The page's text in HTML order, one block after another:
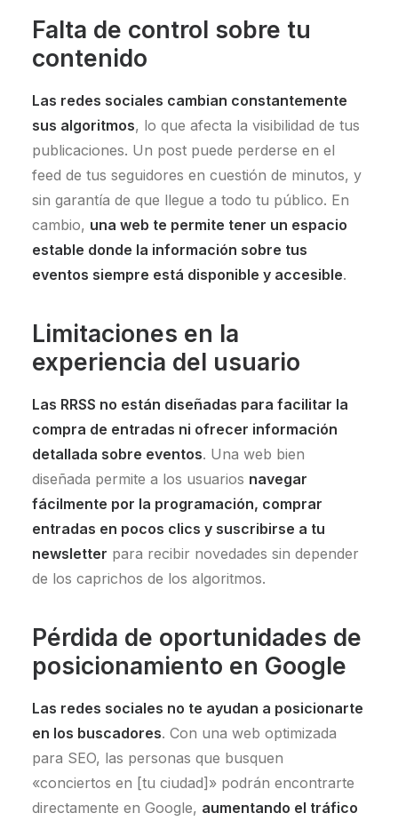
Falta de control sobre tu
contenido
Las redes sociales cambian constantemente
sus algoritmos, lo que afecta la visibilidad de tus
publicaciones. Un post puede perderse en el
feed de tus seguidores en cuestión de minutos, y
sin garantía de que llegue a todo tu público. En
cambio, una web te permite tener un espacio
estable donde la información sobre tus
eventos siempre está disponible y accesible.
Limitaciones en la
experiencia del usuario
Las RRSS no están diseñadas para facilitar la
compra de entradas ni ofrecer información
detallada sobre eventos. Una web bien
diseñada permite a los usuarios navegar
fácilmente por la programación, comprar
entradas en pocos clics y suscribirse a tu
newsletter para recibir novedades sin depender
de los caprichos de los algoritmos.
Pérdida de oportunidades de
posicionamiento en Google
Las redes sociales no te ayudan a posicionarte
en los buscadores. Con una web optimizada
para SEO, las personas que busquen
«conciertos en [tu ciudad]» podrán encontrarte
directamente en Google, aumentando el tráfico